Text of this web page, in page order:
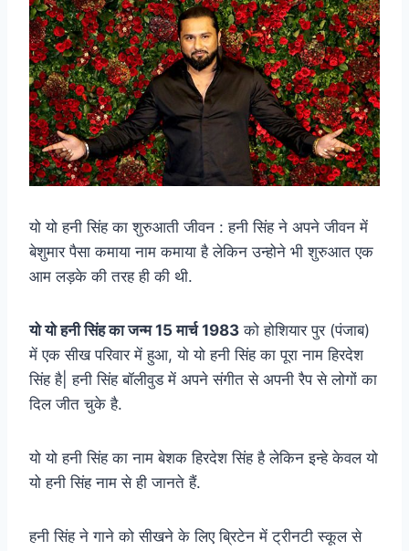
यो यो हनी सिंह का शुरुआती जीवन : हनी सिंह ने अपने जीवन में
बेशुमार पैसा कमाया नाम कमाया है लेकिन उन्होने भी शुरुआत एक
आम लड़के की तरह ही की थी.
यो यो हनी सिंह का जन्म 15 मार्च 1983 को होशियार पुर (पंजाब)
में एक सीख परिवार में हुआ, यो यो हनी सिंह का पूरा नाम हिरदेश
सिंह है| हनी सिंह बॉलीवुड में अपने संगीत से अपनी रैप से लोगों का
दिल जीत चुके है.
यो यो हनी सिंह का नाम बेशक हिरदेश सिंह है लेकिन इन्हे केवल यो
यो हनी सिंह नाम से ही जानते हैं.
हनी सिंह ने गाने को सीखने के लिए ब्रिटेन में ट्रीनटी स्कूल से